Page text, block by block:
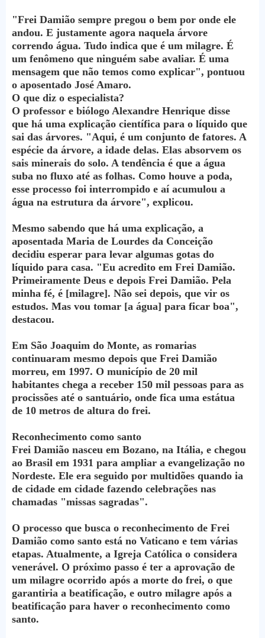
"Frei Damião sempre pregou o bem por onde ele
andou. E justamente agora naquela árvore
correndo água. Tudo indica que é um milagre. É
um fenômeno que ninguém sabe avaliar. É uma
mensagem que não temos como explicar", pontuou
o aposentado José Amaro.
O que diz o especialista?
O professor e biólogo Alexandre Henrique disse
que há uma explicação científica para o líquido que
sai das árvores. "Aqui, é um conjunto de fatores. A
espécie da árvore, a idade delas. Elas absorvem os
sais minerais do solo. A tendência é que a água
suba no fluxo até as folhas. Como houve a poda,
esse processo foi interrompido e aí acumulou a
água na estrutura da árvore", explicou.
Mesmo sabendo que há uma explicação, a
aposentada Maria de Lourdes da Conceição
decidiu esperar para levar algumas gotas do
líquido para casa. "Eu acredito em Frei Damião.
Primeiramente Deus e depois Frei Damião. Pela
minha fé, é [milagre]. Não sei depois, que vir os
estudos. Mas vou tomar [a água] para ficar boa",
destacou.
Em São Joaquim do Monte, as romarias
continuaram mesmo depois que Frei Damião
morreu, em 1997. O município de 20 mil
habitantes chega a receber 150 mil pessoas para as
procissões até o santuário, onde fica uma estátua
de 10 metros de altura do frei.
Reconhecimento como santo
Frei Damião nasceu em Bozano, na Itália, e chegou
ao Brasil em 1931 para ampliar a evangelização no
Nordeste. Ele era seguido por multidões quando ia
de cidade em cidade fazendo celebrações nas
chamadas "missas sagradas".
O processo que busca o reconhecimento de Frei
Damião como santo está no Vaticano e tem várias
etapas. Atualmente, a Igreja Católica o considera
venerável. O próximo passo é ter a aprovação de
um milagre ocorrido após a morte do frei, o que
garantiria a beatificação, e outro milagre após a
beatificação para haver o reconhecimento como
santo.